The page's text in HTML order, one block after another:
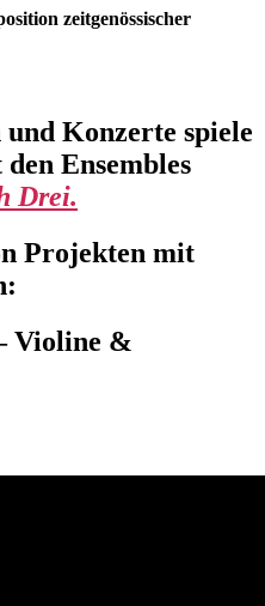
zeitgenössischer
und Konzerte spiele
Ensembles
Drei.
Projekten mit
Violine &